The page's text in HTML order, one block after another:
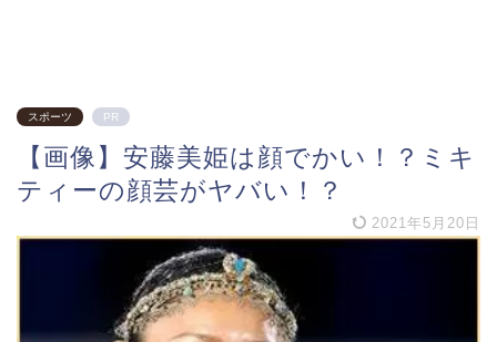
スポーツ PR
【画像】安藤美姫は顔でかい！？ミキ
ティーの顔芸がヤバい！？
2021年5月20日